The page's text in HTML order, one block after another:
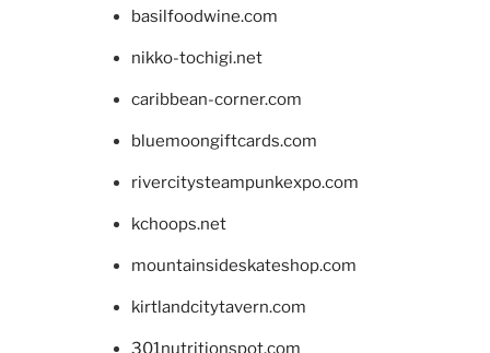
basilfoodwine.com
nikko-tochigi.net
caribbean-corner.com
bluemoongiftcards.com
rivercitysteampunkexpo.com
kchoops.net
mountainsideskateshop.com
kirtlandcitytavern.com
301nutritionspot.com